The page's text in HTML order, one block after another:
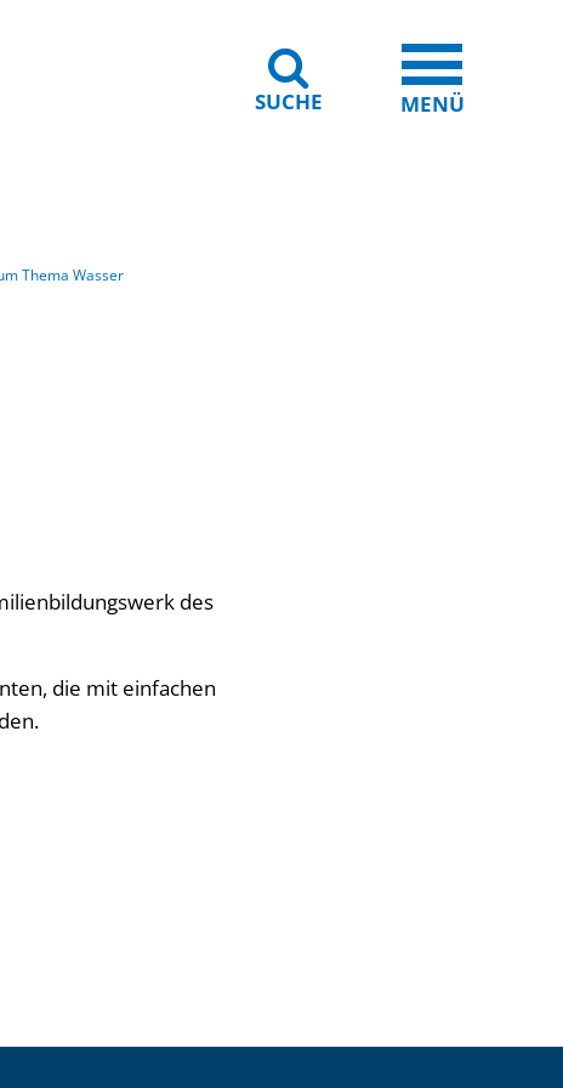
SUCHE MENÜ
Thema Wasser
des
die mit einfachen